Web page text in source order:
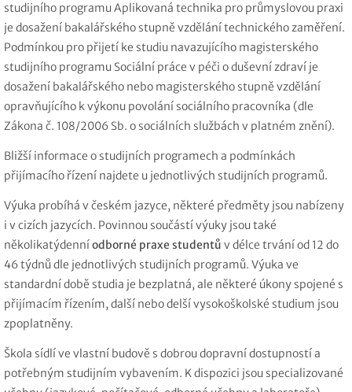
studijního programu Aplikovaná technika pro průmyslovou praxi
je dosažení bakalářského stupně vzdělání technického zaměření.
Podmínkou pro přijetí ke studiu navazujícího magisterského
studijního programu Sociální práce v péči o duševní zdraví je
dosažení bakalářského nebo magisterského stupně vzdělání
opravňujícího k výkonu povolání sociálního pracovníka (dle
Zákona č. 108/2006 Sb. o sociálních službách v platném znění).
Bližší informace o studijních programech a podmínkách
přijímacího řízení najdete u jednotlivých studijních programů.
Výuka probíhá v českém jazyce, některé předměty jsou nabízeny
i v cizích jazycích. Povinnou součástí výuky jsou také
několikatýdenníodborné praxe studentů v délce trvání od 12 do
46 týdnů dle jednotlivých studijních programů. Výuka ve
standardní době studia je bezplatná, ale některé úkony spojené s
přijímacím řízením, další nebo delší vysokoškolské studium jsou
zpoplatněny.
Škola sídlí ve vlastní budově s dobrou dopravní dostupností a
potřebným studijním vybavením. K dispozici jsou specializované